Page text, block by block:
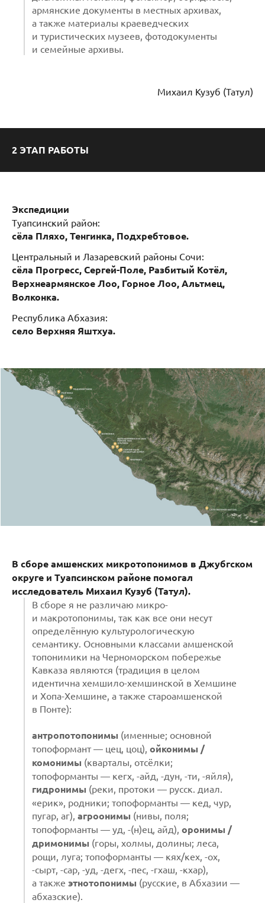
армянские документы в местных архивах,
а также материалы краеведческих
и туристических музеев, фотодокументы
и семейные архивы.
Михаил Кузуб (Татул)
2 ЭТАП РАБОТЫ
Экспедиции
Туапсинский район:
сёла Пляхо, Тенгинка, Подхребтовое.
Центральный и Лазаревский районы Сочи:
сёла Прогресс, Сергей-Поле, Разбитый Котёл,
Верхнеармянское Лоо, Горное Лоо, Альтмец,
Волконка.
Республика Абхазия:
село ВерхняяЯштхуа.
В сборе амшенских микротопонимов в Джубгском
округе и Туапсинском районе помогал
исследователь Михаил Кузуб (Татул).
В сборе я не различаю микро-
и макротопонимы, так как все они несут
определённую культурологическую
семантику. Основными классами амшенской
топонимики на Черноморском побережье
Кавказа являются (традиция в целом
идентична хемшило-хемшинской в Хемшине
и Хопа-Хемшине, а также староамшенской
в Понте):
антропотопонимы (именные; основной
топоформант — цец, цоц), ойконимы /
комонимы (кварталы, отсёлки;
топоформанты — кегх, -айд, -дун, -ти, -яйля),
гидронимы (реки, протоки — русск. диал.
«ерик», родники; топоформанты — кед, чур,
пугар, аг), агроонимы (нивы, поля;
топоформанты — уд, -(н)ец, айд), оронимы /
дримонимы (горы, холмы, долины; леса,
рощи, луга; топоформанты — кях/кех, -ох,
-сырт, -сар, -уд, -дегх, -пес, -гхаш, -кхар),
а также этнотопонимы (русские, в Абхазии —
абхазские).